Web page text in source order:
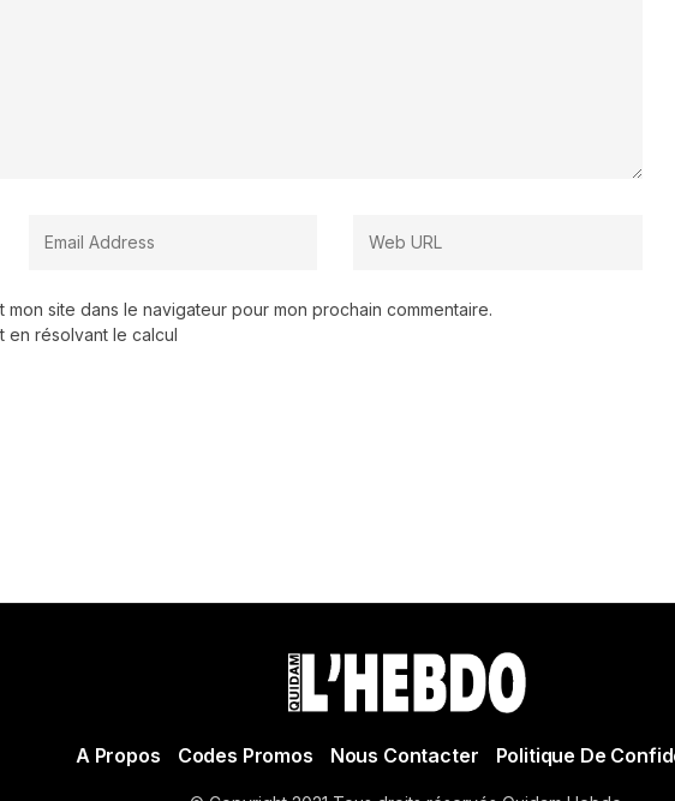
mon site dans le navigateur pour mon prochain commentaire.
résolvant le calcul
A Propos Codes Promos Nous Contacter Politique De